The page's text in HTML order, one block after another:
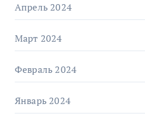
Апрель 2024
Март 2024
Февраль 2024
Январь 2024